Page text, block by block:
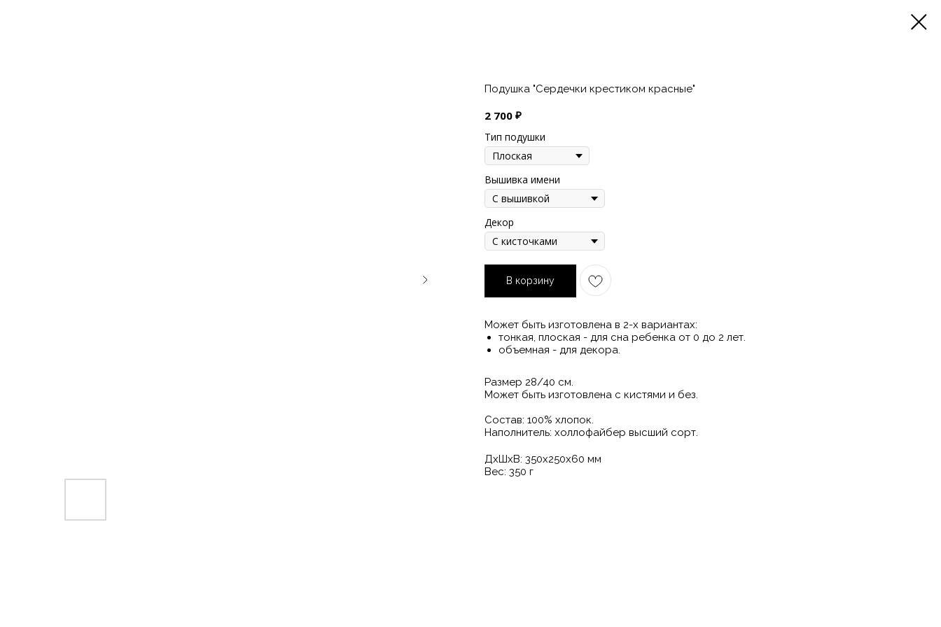
Подушка "Сердечки крестиком красные"
2 700 ₽
Тип подушки
Вышивка имени
Декор
В корзину
Может быть изготовлена в 2-х вариантах:
тонкая, плоская - для сна ребенка от 0 до 2 лет.
объемная - для декора.
Размер 28/40 см.
Может быть изготовлена с кистями и без.
Состав: 100% хлопок.
Наполнитель: холлофайбер высший сорт.
ДxШxВ: 350x250x60 мм
Вес: 350 г